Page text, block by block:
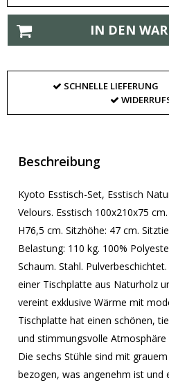
IN DEN
SCHNELLE LIEFERUNG
Beschreibung
Kyoto Esstisch-Set, Esstisch
Velours. Esstisch 100x210x75
H76,5 cm. Sitzhöhe: 47 cm.
Belastung: 110 kg. 100%
Schaum. Stahl.
einer Tischplatte aus Naturholz
vereint exklusive Wärme mit
Tischplatte hat einen schönen,
und stimmungsvolle
Die sechs Stühle sind mit
bezogen, was angenehm ist und